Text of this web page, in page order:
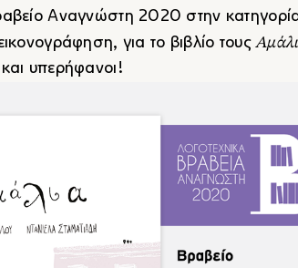
Αναγνώστη 2020 στην
εικονογράφηση, για το βιβλίο τους
και υπερήφανοι!